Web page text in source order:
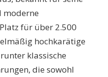
moderne
für über 2.500
hochkarätige
klassische
die sowohl